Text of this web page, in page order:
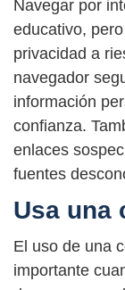
Navegar por
educativo,
privacidad a
navegador
información
confianza.
enlaces
fuentes
Usa una
El uso de una
importante